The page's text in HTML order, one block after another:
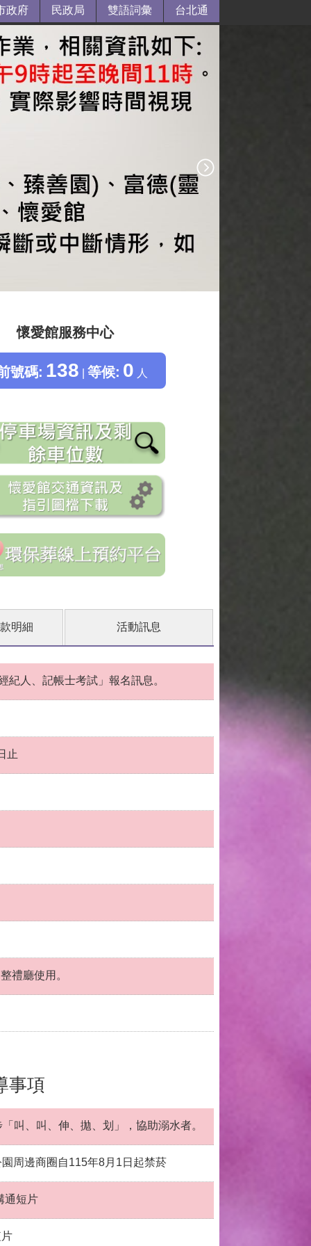
政府 民政局 雙語詞彙 台北通
懷愛館服務中心
明細 活動訊息
人、記帳士考試」報名訊息。
止
禮廳使用。
事項
叫、叫、伸、拋、划」，協助溺水者。
周邊商圈自115年8月1日起禁菸
通短片